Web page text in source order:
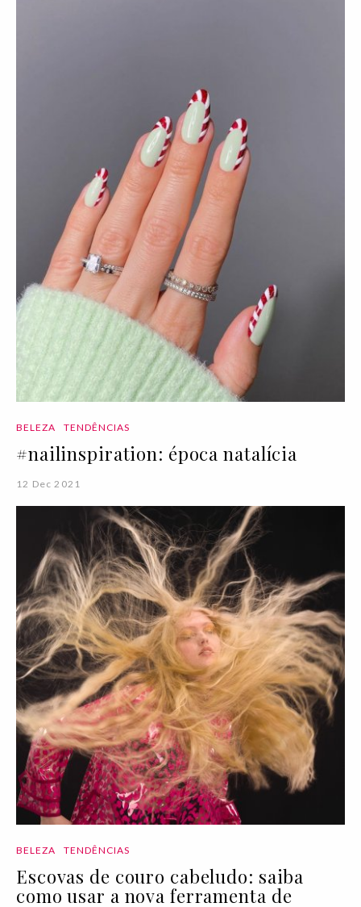
BELEZA TENDÊNCIAS
#nailinspiration: época natalícia
12 Dec 2021
BELEZA TENDÊNCIAS
Escovas de couro cabeludo: saiba
como usar a nova ferramenta de